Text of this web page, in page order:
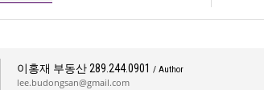
이홍재 부동산 289.244.0901 / Author
lee.budongsan@gmail.com